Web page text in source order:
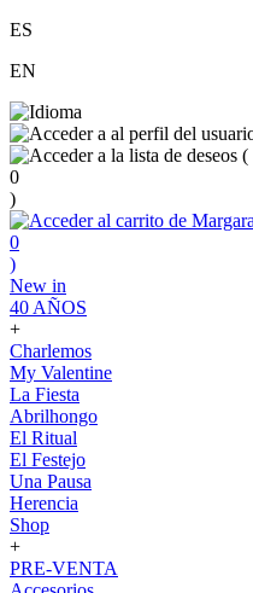
ES
EN
(
0
)
0
)
New in
40 AÑOS
+
Charlemos
My Valentine
La Fiesta
Abrilhongo
El Ritual
El Festejo
Una Pausa
Herencia
Shop
+
PRE-VENTA